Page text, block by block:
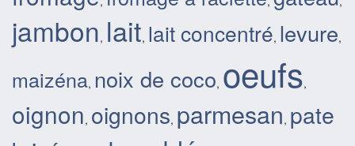
jambon, lait, lait concentré, levure,
maizéna, noix de coco, oeufs,
oignon, oignons, parmesan, pate